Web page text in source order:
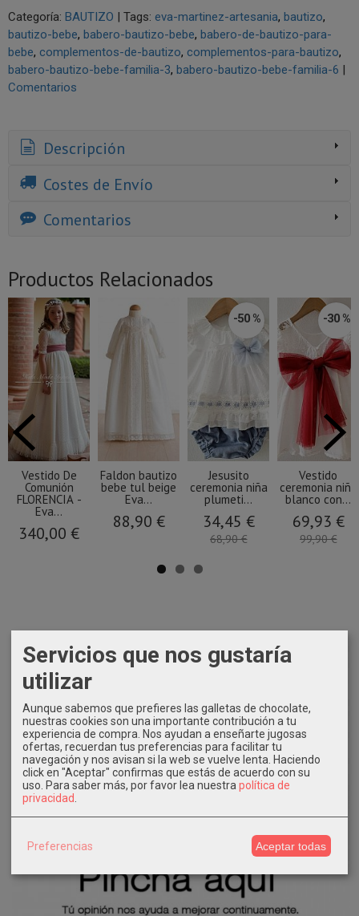
Categoría: BAUTIZO | Tags: eva-martinez-artesania bautizo
bautizo-bebe babero-bautizo-bebe babero-de-bautizo-para-
bebe complementos-de-bautizo complementos-para-bautizo
babero-bautizo-bebe-familia-3 babero-bautizo-bebe-familia-6 |
Comentarios
Descripción
Costes de Envío
Comentarios
Productos Relacionados
Vestido De
Comunión
FLORENCIA -
Eva...
340,00 €
Faldon bautizo
bebe tul beige
Eva...
88,90 €
-50 %
Jesusito
ceremonia niña
plumeti...
34,45 €
68,90 €
-30 %
Vestido
ceremonia niña
blanco con...
69,93 €
99,90 €
Servicios que nos gustaría
utilizar
Aunque sabemos que prefieres las galletas de chocolate,
nuestras cookies son una importante contribución a tu
experiencia de compra. Nos ayudan a enseñarte jugosas
ofertas, recuerdan tus preferencias para facilitar tu
navegación y nos avisan si la web se vuelve lenta. Haciendo
click en "Aceptar" confirmas que estás de acuerdo con su
uso. Para saber más, por favor lea nuestra política de
privacidad
Preferencias Aceptar todas